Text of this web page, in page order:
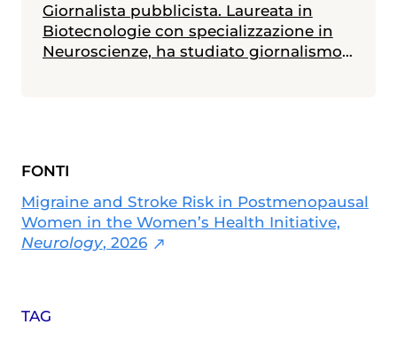
TAG
Giornalista pubblicista. Laureata in
Biotecnologie con specializzazione in
Neuroscienze, ha studiato giornalismo
medicina, farmaci e politica sanitaria.
FONTI
Migraine and Stroke Risk in Postmenopausal
Women in the Women’s Health Initiative,
Neurology, 2026